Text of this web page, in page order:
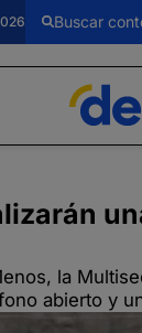
la
abierto y